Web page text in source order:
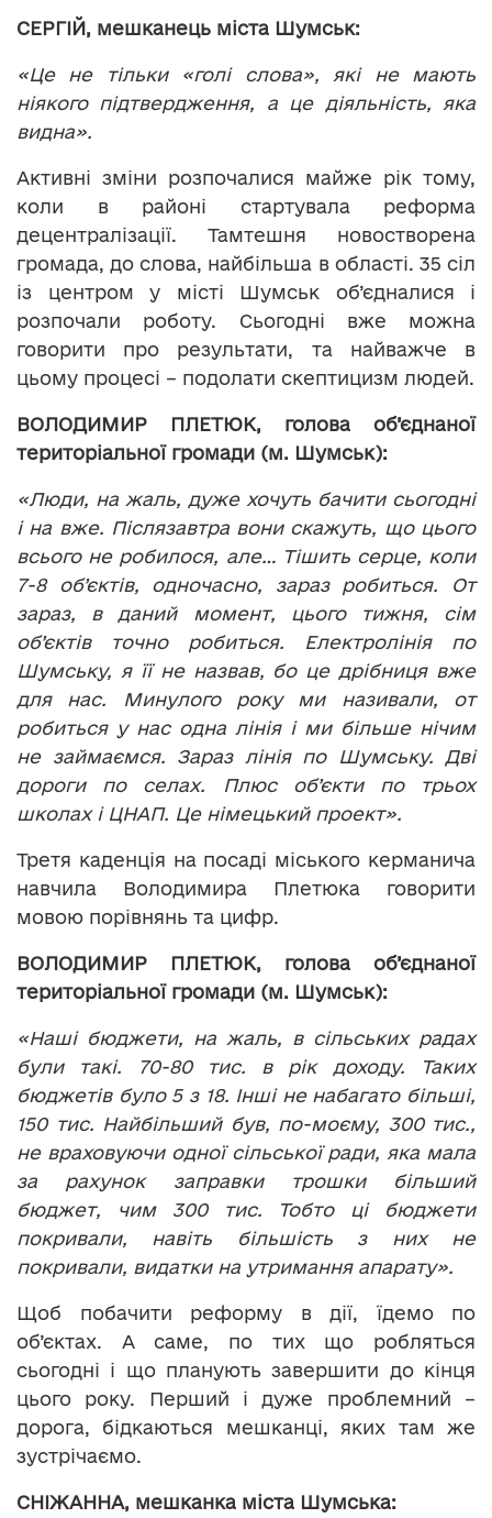
СЕРГІЙ, мешканець міста Шумськ:
«Це не тільки «голі слова», які не мають
ніякого підтвердження, а це діяльність, яка
видна».
Активні зміни розпочалися майже рік тому,
коли в районі стартувала реформа
децентралізації. Тамтешня новостворена
громада, до слова, найбільша в області. 35 сіл
із центром у місті Шумськ об’єдналися і
розпочали роботу. Сьогодні вже можна
говорити про результати, та найважче в
цьому процесі – подолати скептицизм людей.
ВОЛОДИМИР ПЛЕТЮК, голова об’єднаної
територіальної громади (м. Шумськ):
«Люди, на жаль, дуже хочуть бачити сьогодні
і на вже. Післязавтра вони скажуть, що цього
всього не робилося, але… Тішить серце, коли
7-8 об’єктів, одночасно, зараз робиться.
От
зараз, в даний момент, цього тижня, сім
об’єктів точно робиться. Електролінія по
Шумську, я її не назвав, бо це дрібниця вже
для нас. Минулого року ми називали, от
робиться у нас одна лінія і ми більше нічим
не займаємся. Зараз лінія по Шумську. Дві
дороги по селах. Плюс об’єкти по трьох
школах і ЦНАП. Це німецький проект».
Третя каденція на посаді міського керманича
навчила Володимира Плетюка говорити
мовою порівнянь та цифр.
ВОЛОДИМИР ПЛЕТЮК, голова об’єднаної
територіальної громади (м. Шумськ):
«Наші бюджети, на жаль, в сільських радах
були такі. 70-80 тис. в рік доходу. Таких
бюджетів було 5 з 18. Інші не набагато більші,
150 тис. Найбільший був, по-моєму, 300 тис.,
не враховуючи одної сільської ради, яка мала
за рахунок заправки трошки більший
бюджет, чим 300 тис. Тобто ці бюджети
покривали, навіть більшість з них не
покривали, видатки на утримання апарату».
Щоб побачити реформу в дії, їдемо по
об’єктах. А саме, по тих що робляться
сьогодні і що планують завершити до кінця
цього року. Перший і дуже проблемний –
дорога, бідкаються мешканці, яких там же
зустрічаємо.
СНІЖАННА, мешканка міста Шумська: